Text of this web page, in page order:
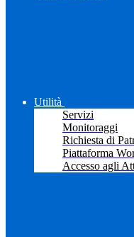
Utilità
Servizi
Monitoraggi
Richiesta di
Piattaforma
Accesso agli